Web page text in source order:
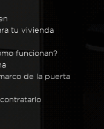
tu vivienda
funcionan?
de la puerta